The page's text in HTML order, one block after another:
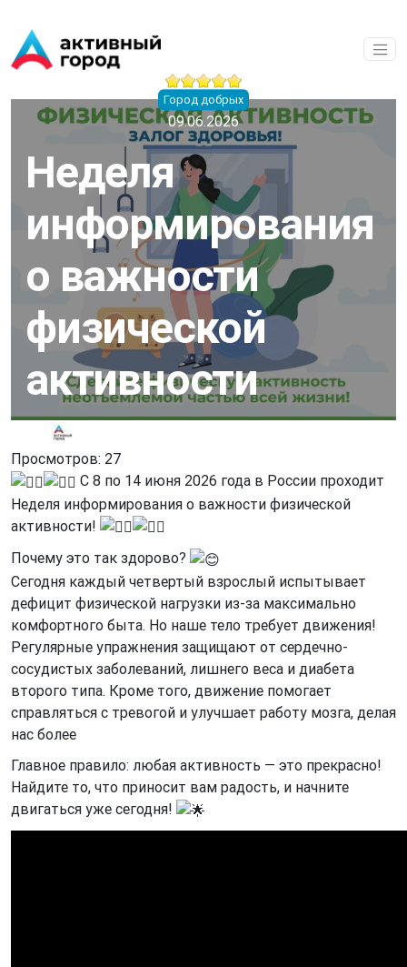
Город добрых
09.06.2026
Неделя
информирования
о важности
физической
активности
Просмотров: 27
С 8 по 14 июня 2026 года в России проходит
Неделя информирования о важности физической
активности!
Почему это так здорово?
Сегодня каждый четвертый взрослый испытывает
дефицит физической нагрузки из-за максимально
комфортного быта. Но наше тело требует движения!
Регулярные упражнения защищают от сердечно-
сосудистых заболеваний, лишнего веса и диабета
второго типа. Кроме того, движение помогает
справляться с тревогой и улучшает работу мозга, делая
нас более
Главное правило: любая активность — это прекрасно!
Найдите то, что приносит вам радость, и начните
двигаться уже сегодня!